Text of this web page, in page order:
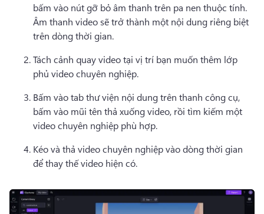
Âm thanh video sẽ trở thành một nội dung riêng biệt
trên dòng thời gian.
Tách cảnh quay video tại vị trí bạn muốn thêm lớp
phủ video chuyên nghiệp.
Bấm vào tab thư viện nội dung trên thanh công cụ,
bấm vào mũi tên thả xuống video, rồi tìm kiếm một
video chuyên nghiệp phù hợp.
Kéo và thả video chuyên nghiệp vào dòng thời gian
để thay thế video hiện có.